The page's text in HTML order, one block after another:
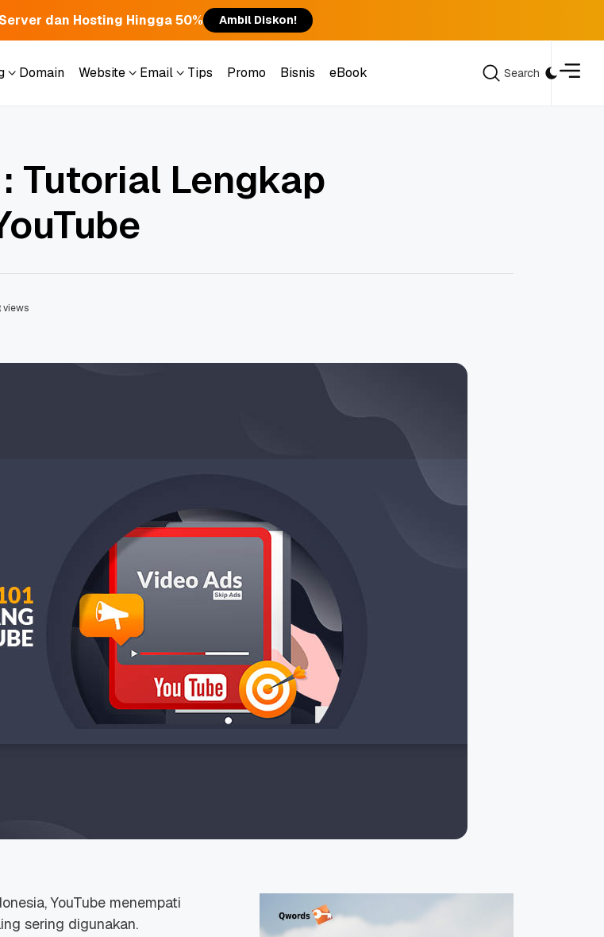
dan Hosting Hingga 50% Ambil Diskon!
Domain
Website
Email
Tips
Promo
Bisnis
eBook
Search
Tutorial Lengkap
views
YouTube menempati
sering digunakan.